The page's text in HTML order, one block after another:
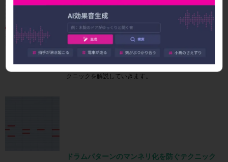
ベーススラップでノリを演出
ベース奏法で有名なスラップを使ってノリを演出するテ
クニックを解説していきます。
ドラムパターンのマンネリ化を防ぐテクニック